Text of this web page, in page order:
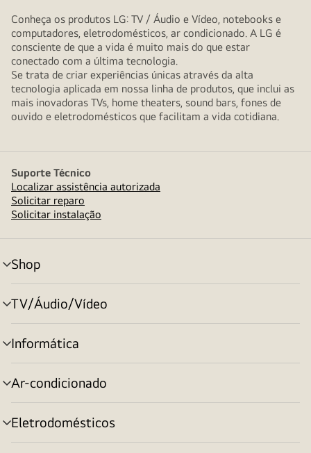
Conheça os produtos LG: TV / Áudio e Vídeo, notebooks e
computadores, eletrodomésticos, ar condicionado. A LG é
consciente de que a vida é muito mais do que estar
conectado com a última tecnologia.
Se trata de criar experiências únicas através da alta
tecnologia aplicada em nossa linha de produtos, que inclui as
mais inovadoras TVs, home theaters, sound bars, fones de
ouvido e eletrodomésticos que facilitam a vida cotidiana.
Suporte Técnico
Localizar assistência autorizada
Solicitar reparo
Solicitar instalação
Shop
alternar
menu
TV/Áudio/Vídeo
alternar
menu
Informática
alternar
menu
Ar-condicionado
alternar
menu
Eletrodomésticos
alternar
menu